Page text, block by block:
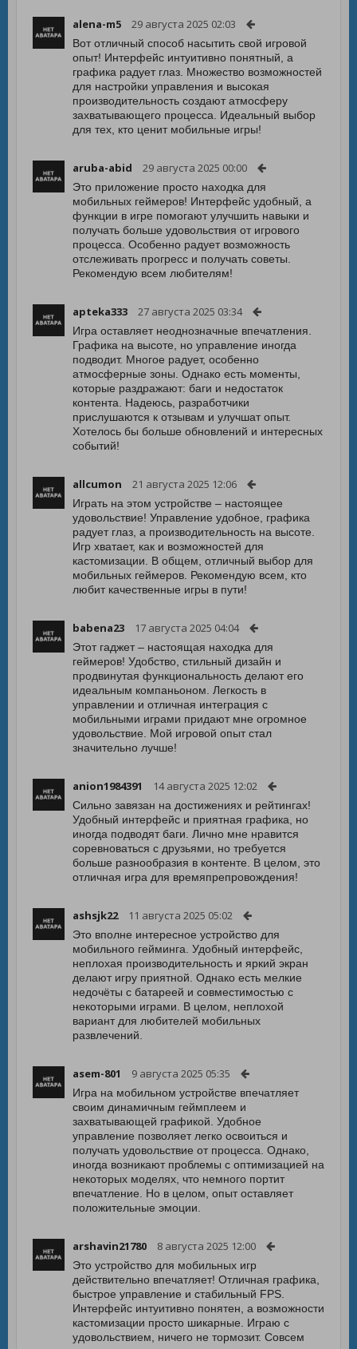
alena-m5 29 августа 2025 02:03
Вот отличный способ насытить свой игровой
опыт! Интерфейс интуитивно понятный, а
графика радует глаз. Множество возможностей
для настройки управления и высокая
производительность создают атмосферу
захватывающего процесса. Идеальный выбор
для тех, кто ценит мобильные игры!
aruba-abid 29 августа 2025 00:00
Это приложение просто находка для
мобильных геймеров! Интерфейс удобный, а
функции в игре помогают улучшить навыки и
получать больше удовольствия от игрового
процесса. Особенно радует возможность
отслеживать прогресс и получать советы.
Рекомендую всем любителям!
apteka333 27 августа 2025 03:34
Игра оставляет неоднозначные впечатления.
Графика на высоте, но управление иногда
подводит. Многое радует, особенно
атмосферные зоны. Однако есть моменты,
которые раздражают: баги и недостаток
контента. Надеюсь, разработчики
прислушаются к отзывам и улучшат опыт.
Хотелось бы больше обновлений и интересных
событий!
allcumon 21 августа 2025 12:06
Играть на этом устройстве – настоящее
удовольствие! Управление удобное, графика
радует глаз, а производительность на высоте.
Игр хватает, как и возможностей для
кастомизации. В общем, отличный выбор для
мобильных геймеров. Рекомендую всем, кто
любит качественные игры в пути!
babena23 17 августа 2025 04:04
Этот гаджет – настоящая находка для
геймеров! Удобство, стильный дизайн и
продвинутая функциональность делают его
идеальным компаньоном. Легкость в
управлении и отличная интеграция с
мобильными играми придают мне огромное
удовольствие. Мой игровой опыт стал
значительно лучше!
anion1984391 14 августа 2025 12:02
Сильно завязан на достижениях и рейтингах!
Удобный интерфейс и приятная графика, но
иногда подводят баги. Лично мне нравится
соревноваться с друзьями, но требуется
больше разнообразия в контенте. В целом, это
отличная игра для времяпрепровождения!
ashsjk22 11 августа 2025 05:02
Это вполне интересное устройство для
мобильного гейминга. Удобный интерфейс,
неплохая производительность и яркий экран
делают игру приятной. Однако есть мелкие
недочёты с батареей и совместимостью с
некоторыми играми. В целом, неплохой
вариант для любителей мобильных
развлечений.
asem-801 9 августа 2025 05:35
Игра на мобильном устройстве впечатляет
своим динамичным геймплеем и
захватывающей графикой. Удобное
управление позволяет легко освоиться и
получать удовольствие от процесса. Однако,
иногда возникают проблемы с оптимизацией на
некоторых моделях, что немного портит
впечатление. Но в целом, опыт оставляет
положительные эмоции.
arshavin21780 8 августа 2025 12:00
Это устройство для мобильных игр
действительно впечатляет! Отличная графика,
быстрое управление и стабильный FPS.
Интерфейс интуитивно понятен, а возможности
кастомизации просто шикарные. Играю с
удовольствием, ничего не тормозит. Совсем